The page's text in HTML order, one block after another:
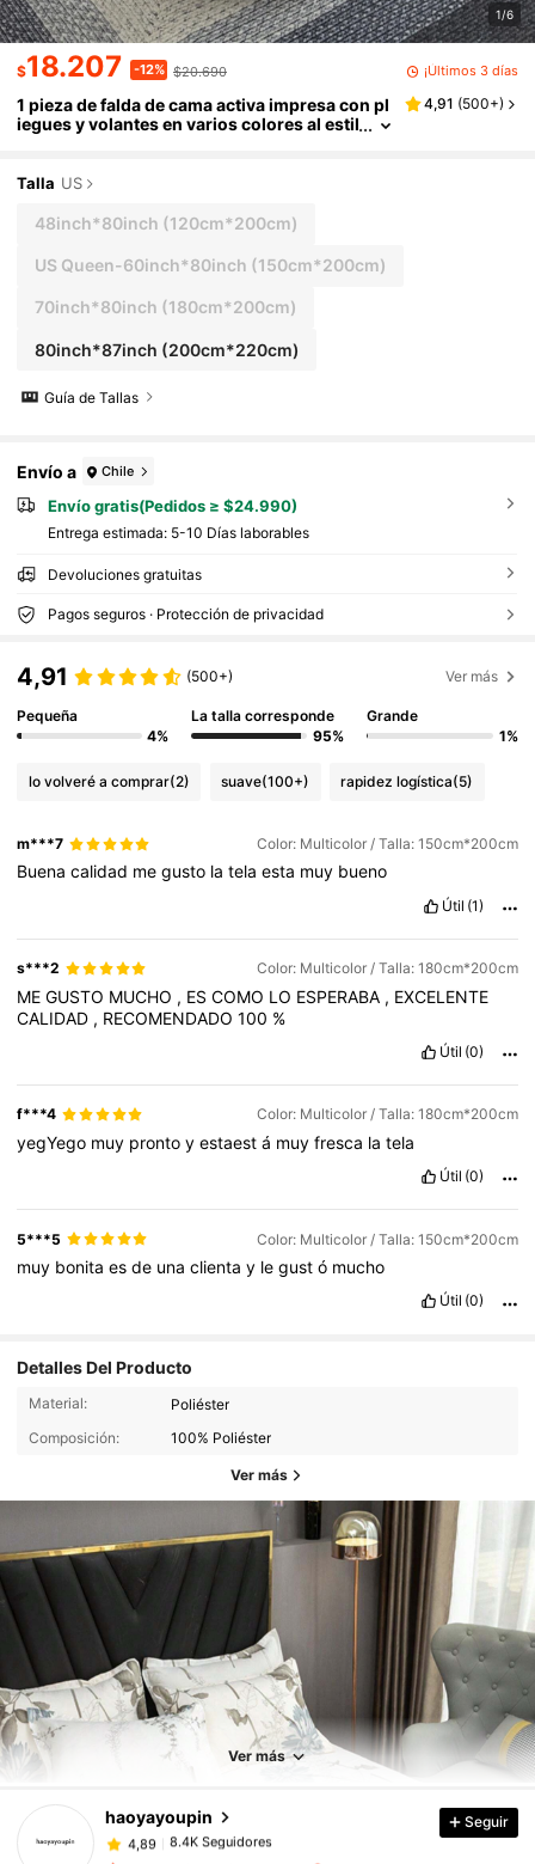
1/6
$18.207 -12% $20.690 ¡Últimos 3 días
1 pieza de falda de cama activa impresa con pl
iegues y volantes en varios colores al estil
4,91 (500+)
Talla US
48inch*80inch (120cm*200cm)
US Queen-60inch*80inch (150cm*200cm)
70inch*80inch (180cm*200cm)
80inch*87inch (200cm*220cm)
Guía de Tallas
Envío a Chile
Envío gratis(Pedidos ≥ $24.990)
Entrega estimada: 5-10 Días laborables
Devoluciones gratuitas
Pagos seguros · Protección de privacidad
4,91 (500+) Ver más
Pequeña
4%
La talla corresponde
95%
Grande
1%
lo volveré a comprar(2) suave(100+) rapidez logística(5)
m***7 Color: Multicolor / Talla: 150cm*200cm
Buenacalidad megusto latelaesta muy bueno
Útil (1)
s***2 Color: Multicolor / Talla: 180cm*200cm
MEGUSTO MUCHO , ESCOMO LO ESPERABA , EXCELENTE
CALIDAD , RECOMENDADO100 %
Útil (0)
f***4 Color: Multicolor / Talla: 180cm*200cm
yegYego muy prontoyestaestá muyfresca latela
Útil (0)
5***5 Color: Multicolor / Talla: 150cm*200cm
muy bonitaesde unaclientay legustó mucho
Útil (0)
Detalles Del Producto
Material:
Poliéster
Composición:
100% Poliéster
Ver más
Ver más
haoyayoupin
4,89 8.4K Seguidores
8.4K Seguidores
4,89
8.4K Seguidores
p***o
pagóHace 1 día
Seguir